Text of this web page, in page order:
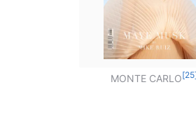
MONTE CARLO[25